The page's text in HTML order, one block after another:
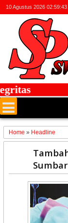
10 Agustus 2026 02:59:44
Home » Headline